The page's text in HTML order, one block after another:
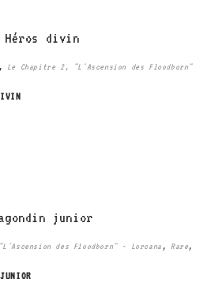
, Le Chapitre 2, "L'Ascension des Floodborn"
des Floodborn" - Lorcana , Rare,